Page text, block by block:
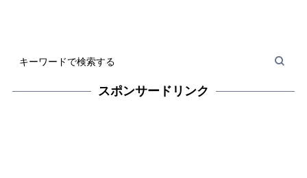
スポンサードリンク